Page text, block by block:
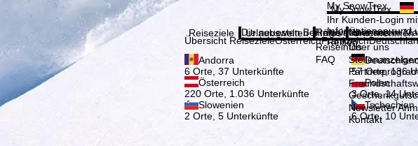
My SnowTrex
My SnowTrex
Ihr Kunden-Login
Informationen rund
Reisen.
Reiseziele
Übersicht ReisezieleÖsterreichFrankreich
Andorra
6 Orte, 37 Unterkünfte
57 Orte, 136
Österreich
220 Orte, 1.036 Unterkünfte
Polen
3 Orte, 14
Slowenien
2 Orte, 5 Unterkünfte
Tschechien
6 Orte, 10
Urlaubswelten
Die neuesten Beiträge aus unserem
Infos
Reiseinfos
Reiseinfos
FAQ
Unternehmen
Über uns
Über uns
Newsletter
Kontakt